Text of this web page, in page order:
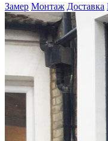
Замер Монтаж Доставка